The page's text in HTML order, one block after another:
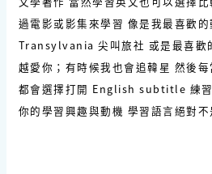
過電影或影集來學習 像是我最喜歡
Transylvania 尖叫旅社 或是最喜歡
越愛你；有時候我也會追韓星 然後
都會選擇打開 English subtitle 練習
你的學習興趣與動機 學習語言絕對不